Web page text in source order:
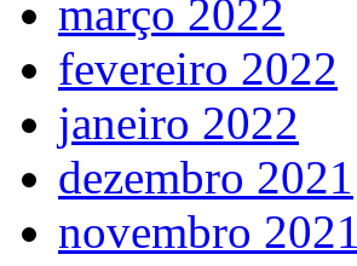
março 2022
fevereiro 2022
janeiro 2022
dezembro 2021
novembro 2021